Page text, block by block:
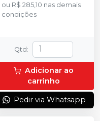
ou R$ 285,10 nas demais
condições
Qtd :
Adicionar ao
carrinho
Pedir via Whatsapp